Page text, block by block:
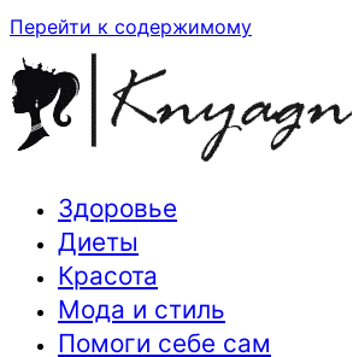
Перейти к содержимому
Траектория здоровья и
Здоровье
Диеты
Красота
Мода и стиль
Помоги себе сам